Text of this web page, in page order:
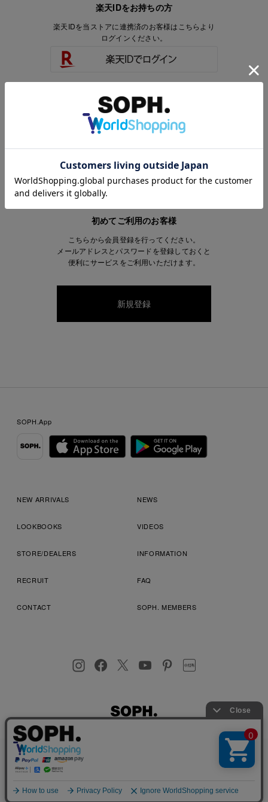
楽天IDをお持ちの方
楽天IDを当ストアに連携済のお客様はこちらより
ログインください。
楽天IDをお持ちで、当ストアのアカウントを
お持ちでないお客様はこちらより
会員登録いただけます。
初めてご利用のお客様
こちらから会員登録を行ってください。
メールアドレスとパスワードを登録しておくと
便利にサービスをご利用いただけます。
SOPH.App
NEW ARRIVALS NEWS
LOOKBOOKS VIDEOS
STORE/DEALERS INFORMATION
RECRUIT FAQ
CONTACT SOPH. MEMBERS
プライバシーポリシー
店舗受取サービス
お客様により良いサービスを提供するため、cookie(クッキー)を
使用することがございます。 詳しくは
プライバシーポリシーを
ご確認ください。
OK